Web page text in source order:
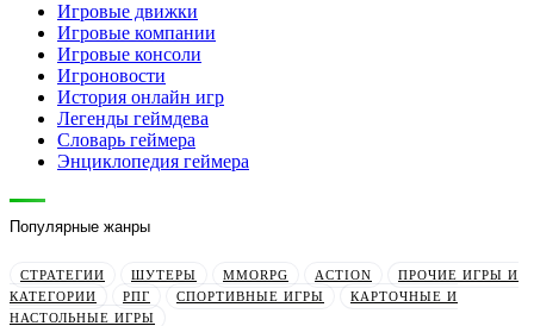
Игровые движки
Игровые компании
Игровые консоли
Игроновости
История онлайн игр
Легенды геймдева
Словарь геймера
Энциклопедия геймера
Популярные жанры
СТРАТЕГИИ ШУТЕРЫ MMORPG ACTION
ПРОЧИЕ ИГРЫ И
КАТЕГОРИИ
РПГ СПОРТИВНЫЕ ИГРЫ
КАРТОЧНЫЕ И
НАСТОЛЬНЫЕ ИГРЫ